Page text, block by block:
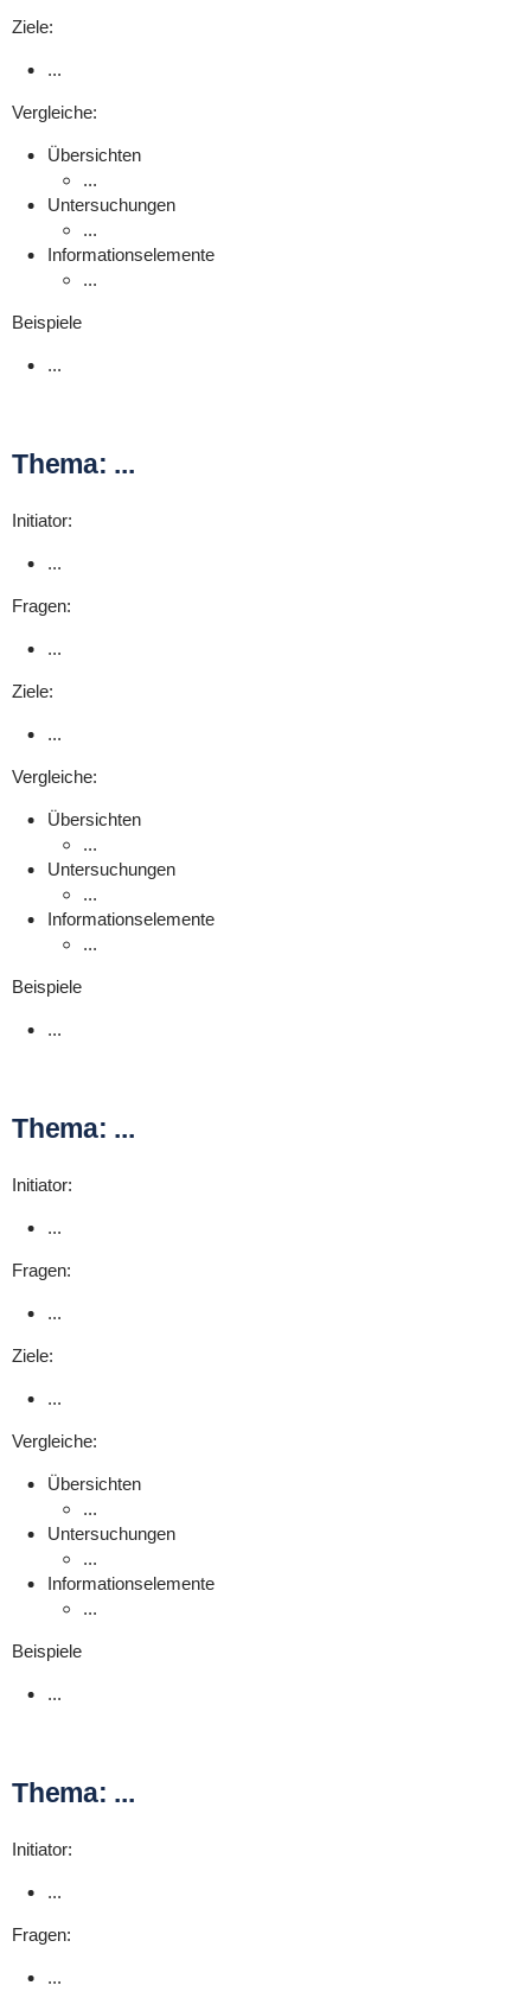
Ziele:
...
Vergleiche:
Übersichten
...
Untersuchungen
...
Informationselemente
...
Beispiele
...
Thema: ...
Initiator:
...
Fragen:
...
Ziele:
...
Vergleiche:
Übersichten
...
Untersuchungen
...
Informationselemente
...
Beispiele
...
Thema: ...
Initiator:
...
Fragen:
...
Ziele:
...
Vergleiche:
Übersichten
...
Untersuchungen
...
Informationselemente
...
Beispiele
...
Thema: ...
Initiator:
...
Fragen:
...